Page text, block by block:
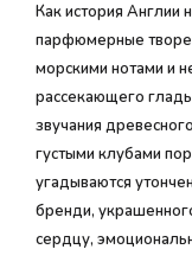
Как история Англии
парфюмерные
морскими нотами и
рассекающего
звучания
густыми клубами
угадываются
бренди,
сердцу,